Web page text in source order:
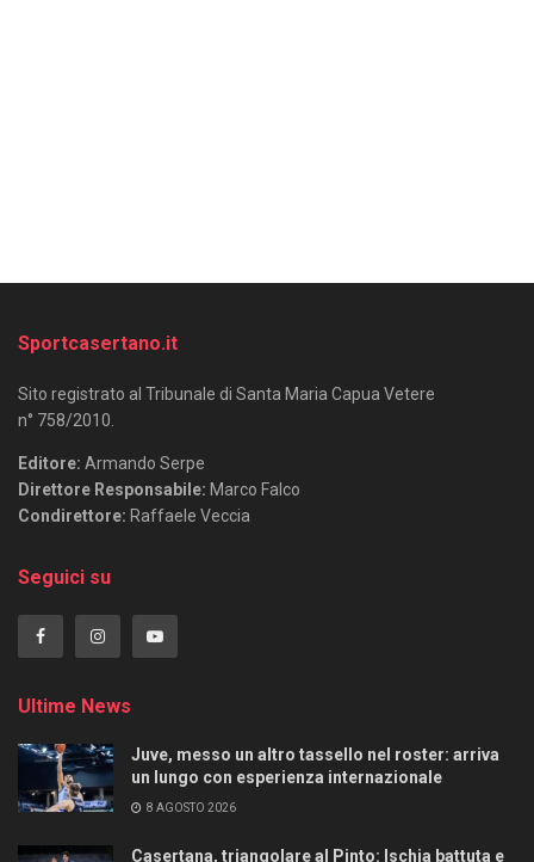
Sportcasertano.it
Sito registrato al Tribunale di Santa Maria Capua Vetere
n° 758/2010.
Editore: Armando Serpe
Direttore Responsabile: Marco Falco
Condirettore: Raffaele Veccia
Seguici su
Ultime News
Juve, messo un altro tassello nel roster: arriva
un lungo con esperienza internazionale
8 AGOSTO 2026
Casertana, triangolare al Pinto: Ischia battuta e